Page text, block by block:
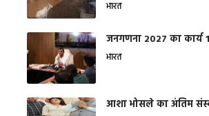
भारत
जनगणना 2027 का कार्य
भारत
आशा भोसले का अंतिम